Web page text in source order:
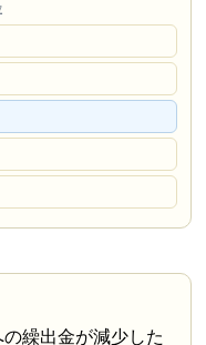
繰出金が減少した